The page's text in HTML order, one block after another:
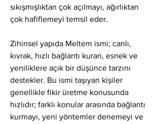
sıkışmışlıktan çok açılmayı, ağırlıktan
çok hafiflemeyi temsil eder.
Zihinsel yapıda Meltem ismi; canlı,
kıvrak, hızlı bağlantı kuran, esnek ve
yeniliklere açık bir düşünce tarzını
destekler. Bu ismi taşıyan kişiler
genellikle fikir üretme konusunda
hızlıdır; farklı konular arasında bağlantı
kurmayı, yeni yöntemler denemeyi ve